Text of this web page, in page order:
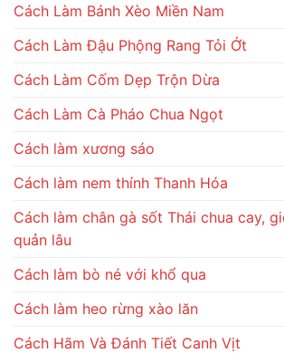
Cách Làm Bánh Xèo Miền Nam
Cách Làm Đậu Phộng Rang Tỏi Ớt
Cách Làm Cốm Dẹp Trộn Dừa
Cách Làm Cà Pháo Chua Ngọt
Cách làm xương sáo
Cách làm nem thính Thanh Hóa
Cách làm chân gà sốt Thái chua cay,
quản lâu
Cách làm bò né với khổ qua
Cách làm heo rừng xào lăn
Cách Hãm Và Đánh Tiết Canh Vịt